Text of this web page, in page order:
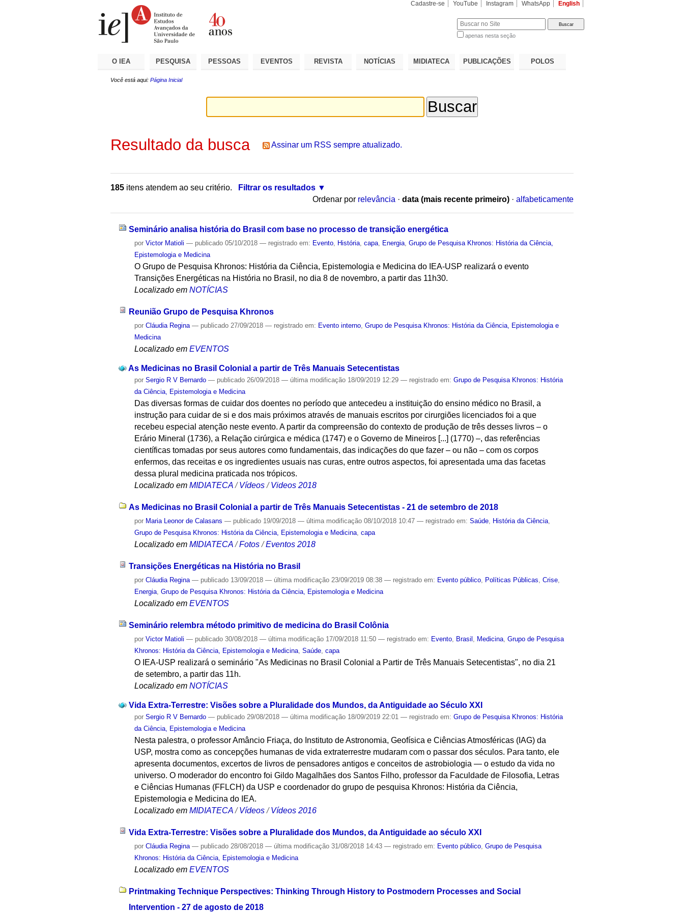
Cadastre-se YouTube Instagram WhatsApp English
apenas nesta seção
O IEA PESQUISA PESSOAS EVENTOS REVISTA NOTÍCIAS MIDIATECA PUBLICAÇÕES POLOS
Você está aqui: Página Inicial
Resultado da busca Assinar um RSS sempre atualizado.
185 itens atendem ao seu critério.
Filtrar os resultados
Ordenar por relevância · data (mais recente primeiro) · alfabeticamente
Seminário analisa história do Brasil com base no processo de transição energética
porVictor Matioli — publicado 05/10/2018— registrado em: Evento História ,capa Energia ,Grupo de Pesquisa Khronos: História da Ciência,
Epistemologia e Medicina
O Grupo de Pesquisa Khronos: História da Ciência, Epistemologia e Medicina do IEA-USP realizará o evento
Transições Energéticas na História no Brasil, no dia 8 de novembro, a partir das 11h30.
Localizado em NOTÍCIAS
Reunião Grupo de Pesquisa Khronos
porCláudia Regina — publicado 27/09/2018— registrado em: Evento interno ,Grupo de Pesquisa Khronos: História da Ciência, Epistemologia e
Medicina
Localizado em EVENTOS
As Medicinas no Brasil Colonial a partir de Três Manuais Setecentistas
porSergio R V Bernardo — publicado 26/09/2018— última modificação 18/09/2019 12:29— registrado em:Grupo de Pesquisa Khronos: História
da Ciência, Epistemologia e Medicina
Das diversas formas de cuidar dos doentes no período que antecedeu a instituição do ensino médico no Brasil, a
instrução para cuidar de si e dos mais próximos através de manuais escritos por cirurgiões licenciados foi a que
recebeu especial atenção neste evento. A partir da compreensão do contexto de produção de três desses livros – o
Erário Mineral (1736), a Relação cirúrgica e médica (1747) e o Governo de Mineiros [...] (1770) –, das referências
científicas tomadas por seus autores como fundamentais, das indicações do que fazer – ou não – com os corpos
enfermos, das receitas e os ingredientes usuais nas curas, entre outros aspectos, foi apresentada uma das facetas
dessa plural medicina praticada nos trópicos.
Localizado em MIDIATECA /Vídeos /Videos 2018
As Medicinas no Brasil Colonial a partir de Três Manuais Setecentistas - 21 de setembro de 2018
por Maria Leonor de Calasans — publicado 19/09/2018— última modificação 08/10/2018 10:47— registrado em:Saúde, História da Ciência,
Grupo de Pesquisa Khronos: História da Ciência, Epistemologia e Medicina,capa
Localizado em MIDIATECA /Fotos /Eventos 2018
Transições Energéticas na História no Brasil
porCláudia Regina — publicado 13/09/2018— última modificação 23/09/2019 08:38— registrado em: Evento público Políticas Públicas ,Crise
Energia ,Grupo de Pesquisa Khronos: História da Ciência, Epistemologia e Medicina
Localizado em EVENTOS
Seminário relembra método primitivo de medicina do Brasil Colônia
porVictor Matioli — publicado 30/08/2018— última modificação 17/09/2018 11:50— registrado em: Evento Brasil Medicina ,Grupo de Pesquisa
Khronos: História da Ciência, Epistemologia e Medicina ,Saúde ,capa
O IEA-USP realizará o seminário "As Medicinas no Brasil Colonial a Partir de Três Manuais Setecentistas", no dia 21
de setembro, a partir das 11h.
Localizado em NOTÍCIAS
Vida Extra-Terrestre: Visões sobre a Pluralidade dos Mundos, da Antiguidade ao Século XXI
porSergio R V Bernardo — publicado 29/08/2018— última modificação 18/09/2019 22:01— registrado em:Grupo de Pesquisa Khronos: História
da Ciência, Epistemologia e Medicina
Nesta palestra, o professor Amâncio Friaça, do Instituto de Astronomia, Geofísica e Ciências Atmosféricas (IAG) da
USP, mostra como as concepções humanas de vida extraterrestre mudaram com o passar dos séculos. Para tanto, ele
apresenta documentos, excertos de livros de pensadores antigos e conceitos de astrobiologia — o estudo da vida no
universo. O moderador do encontro foi Gildo Magalhães dos Santos Filho, professor da Faculdade de Filosofia, Letras
e Ciências Humanas (FFLCH) da USP e coordenador do grupo de pesquisa Khronos: História da Ciência,
Epistemologia e Medicina do IEA.
Localizado em MIDIATECA /Vídeos /Vídeos 2016
Vida Extra-Terrestre: Visões sobre a Pluralidade dos Mundos, da Antiguidade ao século XXI
porCláudia Regina — publicado 28/08/2018— última modificação 31/08/2018 14:43— registrado em: Evento público ,Grupo de Pesquisa
Khronos: História da Ciência, Epistemologia e Medicina
Localizado em EVENTOS
Printmaking Technique Perspectives: Thinking Through History to Postmodern Processes and Social
Intervention - 27 de agosto de 2018